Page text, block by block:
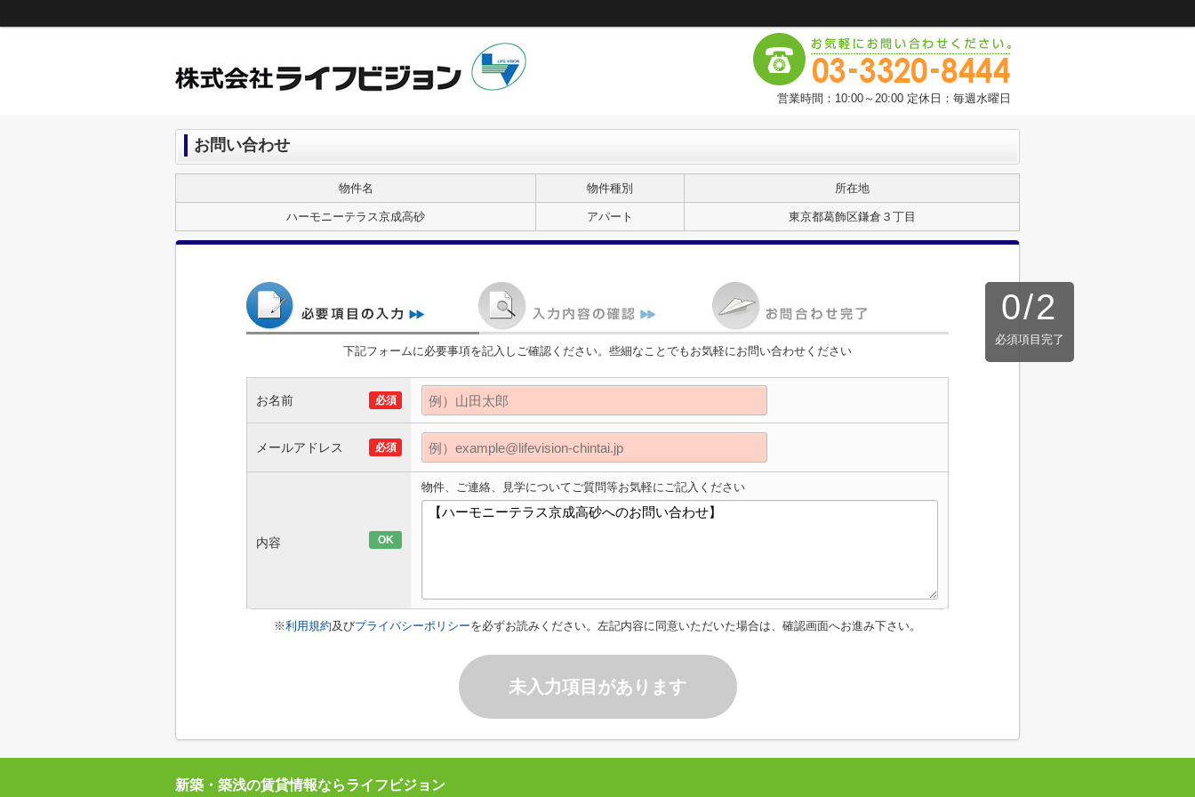
営業時間：10:00～20:00 定休日：毎週水曜日
お問い合わせ
物件名 物件種別 所在地
ハーモニーテラス京成高砂 アパート 東京都葛飾区鎌倉３丁目
0/2
必須項目完了
下記フォームに必要事項を記入しご確認ください。些細なことでもお気軽にお問い合わせください
お名前 必須
メールアドレス 必須
内容 OK
物件、ご連絡、見学についてご質問等お気軽にご記入ください
※利用規約及びプライバシーポリシーを必ずお読みください。左記内容に同意いただいた場合は、確認画面へお進み下さい。
未入力項目があります
新築・築浅の賃貸情報ならライフビジョン